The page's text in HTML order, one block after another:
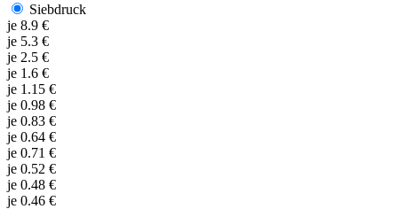
Siebdruck
je 8.9 €
je 5.3 €
je 2.5 €
je 1.6 €
je 1.15 €
je 0.98 €
je 0.83 €
je 0.64 €
je 0.71 €
je 0.52 €
je 0.48 €
je 0.46 €